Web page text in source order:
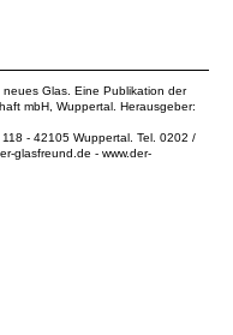
Glas. Eine Publikation der
mbH , Wuppertal. Herausgeber:
- 42105 Wuppertal. Tel. 0202 /
glasfreund.de - www.der-